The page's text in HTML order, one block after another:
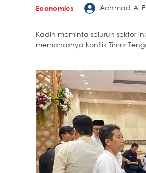
Economics Achmad Al
Kadin meminta seluruh sektor
memanasnya konflik Timur